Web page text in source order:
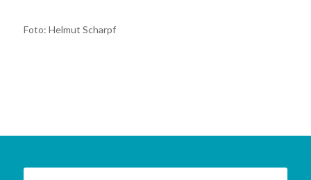
Foto: Helmut Scharpf